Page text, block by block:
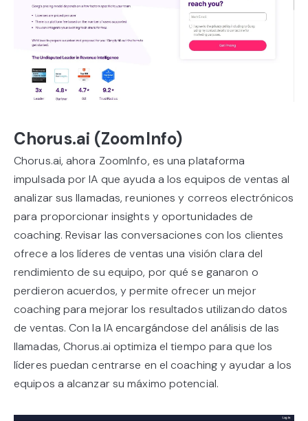
Chorus.ai (ZoomInfo)
Chorus.ai, ahora ZoomInfo, es una plataforma
impulsada por IA que ayuda a los equipos de ventas al
analizar sus llamadas, reuniones y correos electrónicos
para proporcionar insights y oportunidades de
coaching. Revisar las conversaciones con los clientes
ofrece a los líderes de ventas una visión clara del
rendimiento de su equipo, por qué se ganaron o
perdieron acuerdos, y permite ofrecer un mejor
coaching para mejorar los resultados utilizando datos
de ventas. Con la IA encargándose del análisis de las
llamadas, Chorus.ai optimiza el tiempo para que los
líderes puedan centrarse en el coaching y ayudar a los
equipos a alcanzar su máximo potencial.